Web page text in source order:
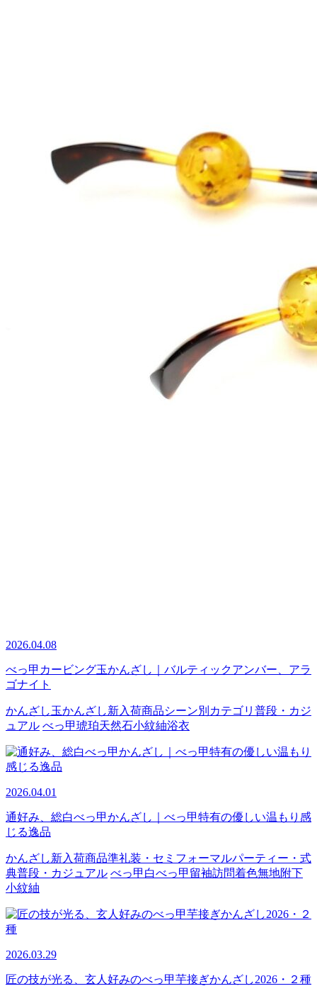
2026.04.08
べっ甲カービング玉かんざし｜バルティックアンバー、アラ
ゴナイト
かんざし玉かんざし新入荷商品シーン別カテゴリ 普段・カジ
ュアル べっ甲琥珀天然石小紋紬浴衣
2026.04.01
通好み、総白べっ甲かんざし｜べっ甲特有の優しい温もり感
じる逸品
かんざし新入荷商品準礼装・セミフォーマルパーティー・式
典普段・カジュアル べっ甲 白べっ甲 留袖訪問着色無地附下
小紋紬
2026.03.29
匠の技が光る、玄人好みのべっ甲芋接ぎかんざし2026・２種